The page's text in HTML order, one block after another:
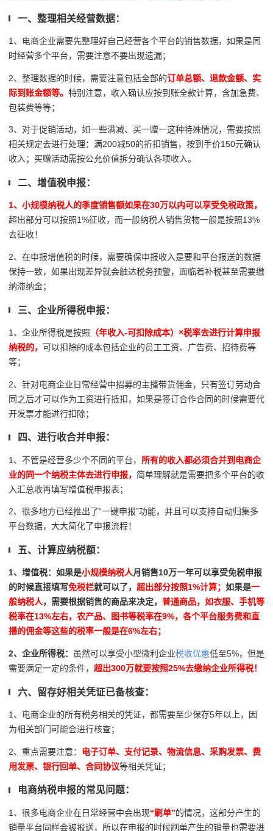
一、整理相关经营数据：
1、电商企业需要先整理好自己经营各个平台的销售数据，如果是同
时经营多个平台，需要注意不要出现遗漏；
2、整理数据的时候，需要注意包括全部的订单总额、退款金额、实
际到账金额等。 特别注意，收入确认应按到账全款计算，含加急费、
包装费等等；
3、对于促销活动，如一些满减、买一赠一这种特殊情况，需要按照
相关规定去进行处理：满200减50的折扣销售，按到手价150元确认
收入；买赠活动需按公允价值拆分确认各项收入。
二、增值税申报：
1、小规模纳税人的季度销售额如果在30万以内可以享受免税政策，
超出部分可以按照1%征收，而一般纳税人销售货物一般是按照13%
去征收！
2、在申报增值税的时候，需要确保申报收入是要和平台报送的数据
保持一致，如果出现差异就会触达税务预警，面临着补税甚至需要缴
纳滞纳金；
三、企业所得税申报：
1、企业所得税是按照 （年收入-可扣除成本）×税率去进行计算申报
纳税的， 可以扣除的成本包括企业的员工工资、广告费、招待费等
等；
2、针对电商企业日常经营中招募的主播带货佣金，只有签订劳动合
同之后才可以作为工资进行抵扣，如果是签订合作合同的时候需要代
开发票才能进行扣除；
四、进行收合并申报：
1、不管是经营多少个不同的平台， 所有的收入都必须合并到电商企
业的同一个纳税主体去进行申报， 简单理解就是需要把多个平台的收
入汇总收再填写增值税申报表；
2、很多地方已经推出了“一键申报”功能，并且可以支持自动归集多
平台数据，大大简化了申报流程！
五、计算应纳税额：
1、增值税： 如果是小规模纳税人月销售10万一年可以享受免税申报
的时候直接填写免税栏就可以了， 超出部分按照1%计算； 如果是一
般纳税人，需要根据销售的商品来决定， 普通商品，如衣服、手机等
税率在13%左右，农产品、图书等税率在9%，各个平台服务费和直
播的佣金等这些的税率一般是在6%左右；
2、企业所得税： 虽然可以享受小型微利企业税收优惠低至5%，但是
需要满足一定的条件， 超出300万就要按照25%去缴纳企业所得税！
六、留存好相关凭证已备核查：
1、电商企业的所有税务相关的凭证，都需要至少保存5年以上，因
为相关部门可能会进行核查；
2、重点需要注意： 电子订单、支付记录、物流信息、采购发票、费
用发票、银行回单、合同协议等相关凭证；
电商纳税申报的常见问题：
1、很多电商企业在日常经营中会出现“刷单”的情况，这部分产生的
销量平台同样会被报送，所以在申报的时候刷单产生的销量也需要进